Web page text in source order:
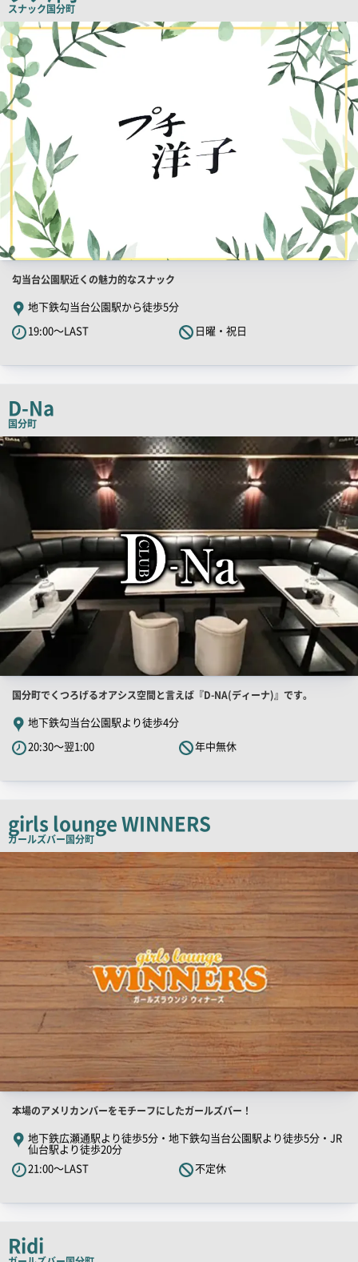
ピ
ー
スナック国分町
店
舗
PR
画
像
店
舗
PR
キ
コ
ピ
ー
勾当台公園駅近くの魅力的なスナック
地下鉄勾当台公園駅から徒歩5分
19:00～LAST
日曜・祝日
D-Na
国分町
店
店
舗
PR
キ
コ
ピ
ー
国分町でくつろげるオアシス空間と言えば『D-NA(ディーナ)』です。
地下鉄勾当台公園駅より徒歩4分
20:30～翌1:00
年中無休
girls lounge WINNERS
ガールズバー国分町
店
舗
画
店
舗
PR
キ
ッ
コ
本場のアメリカンバーをモチーフにしたガールズバー！
地下鉄広瀬通駅より徒歩5分・地下鉄勾当台公園駅より徒歩5分・JR
仙台駅より徒歩20分
21:00～LAST
不定休
Ridi